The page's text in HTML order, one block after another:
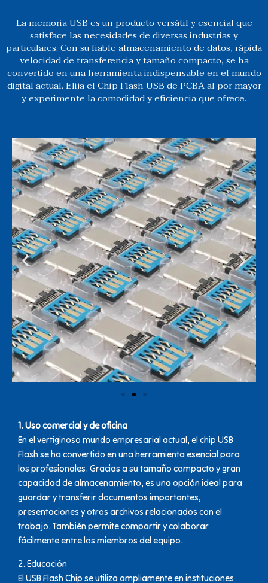
La memoria USB es un producto versátil y esencial que
satisface las necesidades de diversas industrias y
particulares. Con su fiable almacenamiento de datos, rápida
velocidad de transferencia y tamaño compacto, se ha
convertido en una herramienta indispensable en el mundo
digital actual. Elija el Chip Flash USB de PCBA al por mayor
y experimente la comodidad y eficiencia que ofrece.
1. Uso comercial y de oficina
En el vertiginoso mundo empresarial actual, el chip USB
Flash se ha convertido en una herramienta esencial para
los profesionales. Gracias a su tamaño compacto y gran
capacidad de almacenamiento, es una opción ideal para
guardar y transferir documentos importantes,
presentaciones y otros archivos relacionados con el
trabajo. También permite compartir y colaborar
fácilmente entre los miembros del equipo.
2. Educación
El USB Flash Chip se utiliza ampliamente en instituciones